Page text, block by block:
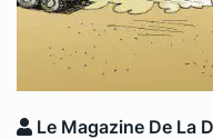
Le Magazine De La